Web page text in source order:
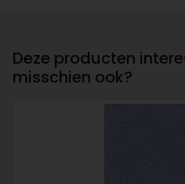
Deze producten
misschien ook?